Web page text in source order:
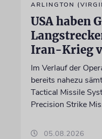
ARLINGTON
USA haben
Iran-Krieg
Im Verlauf der
bereits nahezu
Tactical Missile
Precision Strike
05.08.2026